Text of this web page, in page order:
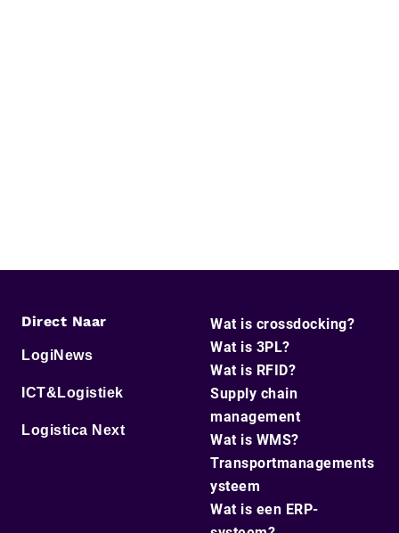
Direct Naar
LogiNews
ICT&Logistiek
Logistica Next
Wat is crossdocking?
Wat is 3PL?
Wat is RFID?
Supply chain
management
Wat is WMS?
Transportmanagements
ysteem
Wat is een ERP-